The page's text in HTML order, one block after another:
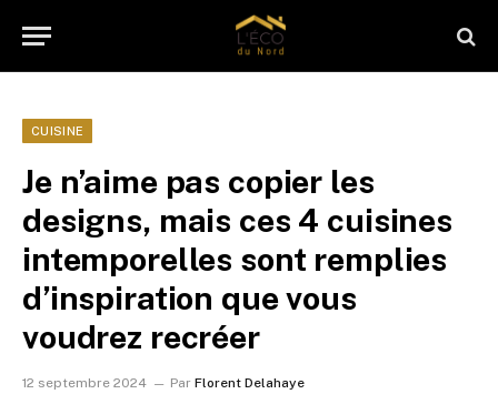
CUISINE
Je n’aime pas copier les
designs, mais ces 4 cuisines
intemporelles sont remplies
d’inspiration que vous
voudrez recréer
12 septembre 2024 Par Florent Delahaye